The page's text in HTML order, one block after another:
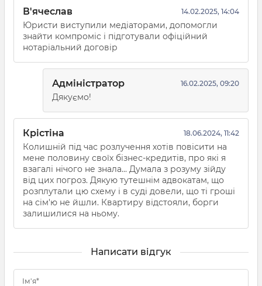
В'ячеслав 14.02.2025, 14:04
Юристи виступили медіаторами, допомогли
знайти компроміс і підготували офіційний
нотаріальний договір
Адміністратор 16.02.2025, 09:20
Дякуємо!
Крістіна 18.06.2024, 11:42
Колишній під час розлучення хотів повісити на
мене половину своїх бізнес-кредитів, про які я
взагалі нічого не знала... Думала з розуму зійду
від цих погроз. Дякую тутешнім адвокатам, що
розплутали цю схему і в суді довели, що ті гроші
на сім'ю не йшли. Квартиру відстояли, борги
залишилися на ньому.
Написати відгук
Ім'я*